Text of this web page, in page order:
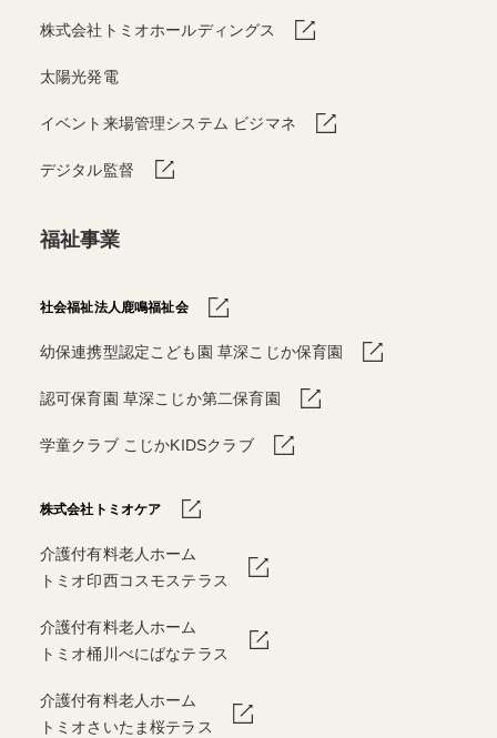
株式会社トミオホールディングス
太陽光発電
イベント来場管理システム ビジマネ
デジタル監督
福祉事業
社会福祉法人鹿鳴福祉会
幼保連携型認定こども園 草深こじか保育園
認可保育園 草深こじか第二保育園
学童クラブ こじかKIDSクラブ
株式会社トミオケア
介護付有料老人ホーム
トミオ印西コスモステラス
介護付有料老人ホーム
トミオ桶川べにばなテラス
介護付有料老人ホーム
トミオさいたま桜テラス